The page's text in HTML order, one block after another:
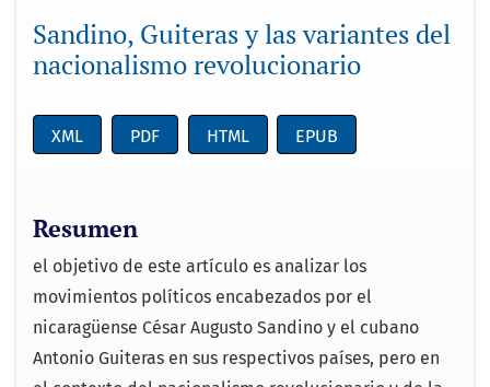
Sandino, Guiteras y las variantes del
nacionalismo revolucionario
XML PDF HTML EPUB
Resumen
el objetivo de este artículo es analizar los
movimientos políticos encabezados por el
nicaragüense César Augusto Sandino y el cubano
Antonio Guiteras en sus respectivos países, pero en